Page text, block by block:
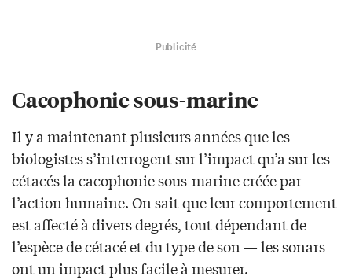
Publicité
Cacophonie sous-marine
Il y a maintenant plusieurs années que les
biologistes s’interrogent sur l’impact qu’a sur les
cétacés la cacophonie sous-marine créée par
l’action humaine. On sait que leur comportement
est affecté à divers degrés, tout dépendant de
l’espèce de cétacé et du type de son — les sonars
ont un impact plus facile à mesurer.